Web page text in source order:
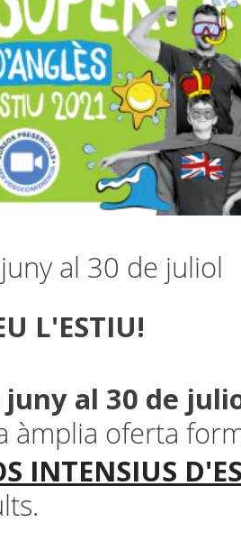
al 30 de juliol
L'ESTIU!
juny al 30 de
àmplia oferta
INTENSIUS